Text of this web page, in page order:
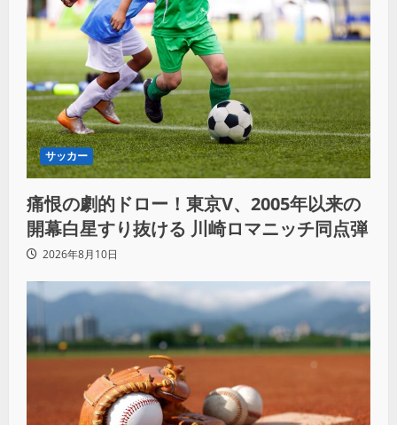
サッカー
痛恨の劇的ドロー！東京V、2005年以来の
開幕白星すり抜ける 川崎ロマニッチ同点弾
2026年8月10日